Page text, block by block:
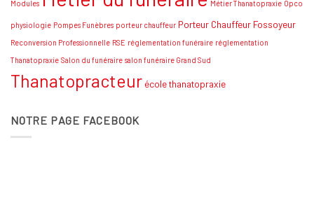
Modules Métier Thanatopraxie Opco
physiologie Pompes Funèbres porteur chauffeur Porteur Chauffeur Fossoyeur
Reconversion Professionnelle RSE réglementation funéraire réglementation
Thanatopraxie Salon du funéraire salon funéraire Grand Sud
Thanatopracteur école thanatopraxie
NOTRE PAGE FACEBOOK